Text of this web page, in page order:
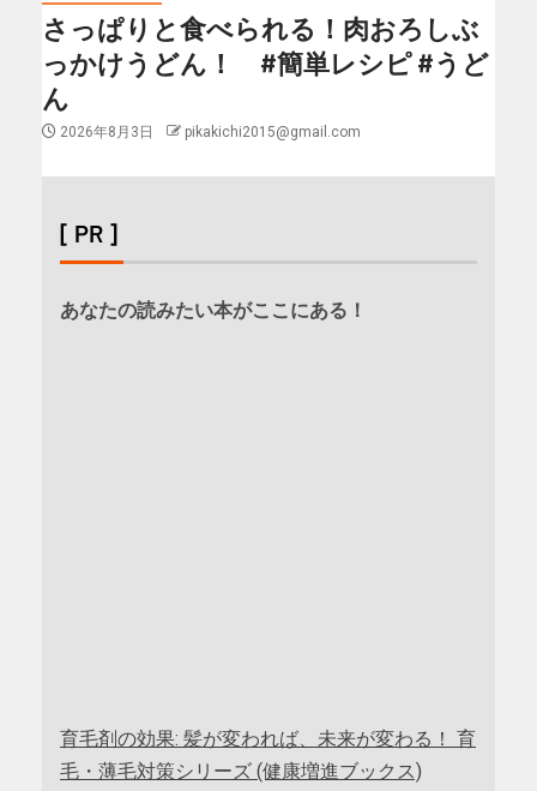
さっぱりと食べられる！肉おろしぶ
っかけうどん！ #簡単レシピ #うど
ん
2026年8月3日 pikakichi2015@gmail.com
[ PR ]
あなたの読みたい本がここにある！
育毛剤の効果: 髪が変われば、未来が変わる！ 育
毛・薄毛対策シリーズ (健康増進ブックス)